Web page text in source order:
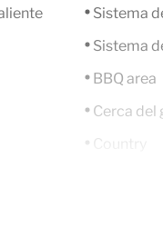
Sistema
Sistema
BBQ area
Cerca del
Country